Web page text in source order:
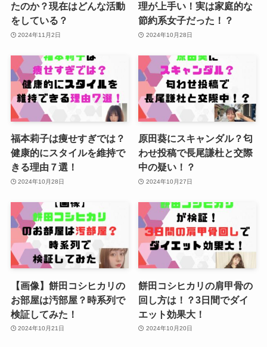
たのか？現在はどんな活動
をしている？
2024年11月2日
理が上手い！実は家庭的な
節約系女子だった！？
2024年10月28日
福本莉子は痩せすぎでは？
健康的にスタイルを維持で
きる理由７選！
2024年10月28日
原田葵にスキャンダル？匂
わせ投稿で長尾謙杜と交際
中の疑い！？
2024年10月27日
【画像】餅田コシヒカリの
お部屋は汚部屋？時系列で
検証してみた！
2024年10月21日
餅田コシヒカリの肩甲骨の
回し方は！？3日間でダイ
エット効果大！
2024年10月20日